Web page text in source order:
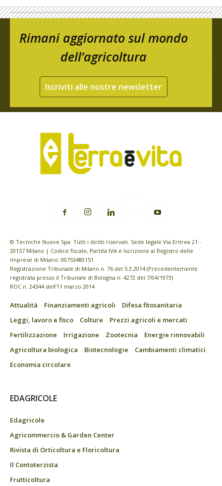
Rimani aggiornato sul mondo
dell’agricoltura
Iscriviti alle nostre newsletter
© Tecniche Nuove Spa. Tutti i diritti riservati. Sede legale Via Eritrea 21 -
20157 Milano | Codice fiscale, Partita IVA e Iscrizione al Registro delle
imprese di Milano: 00753480151
Registrazione Tribunale di Milano n. 76 del 5.3.2014 (Precedentemente
registrata presso il Tribunale di Bologna n. 4272 del 7/04/1973)
ROC n. 24344 dell’11 marzo 2014
Attualità Finanziamenti agricoli
Difesa fitosanitaria
Leggi, lavoro e fisco
Colture
Prezzi agricoli e mercati
Fertilizzazione
Irrigazione Zootecnia
Energie rinnovabili
Agricoltura biologica
Biotecnologie
Cambiamenti climatici
Economia circolare
EDAGRICOLE
Edagricole
Agricommercio & Garden Center
Rivista di Orticoltura e Floricoltura
Il Contoterzista
Frutticoltura